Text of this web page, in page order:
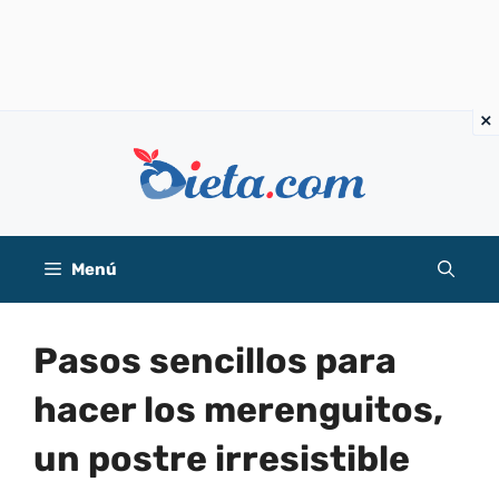
Menú
Pasos sencillos para
hacer los merenguitos,
un postre irresistible